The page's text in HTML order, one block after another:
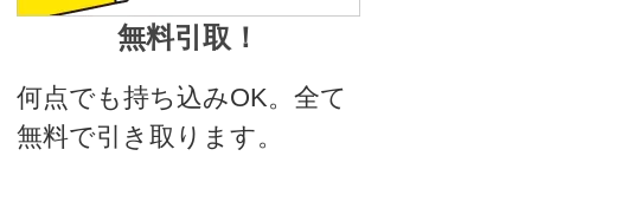
無料引取！
何点でも持ち込みOK。全て
無料で引き取ります。